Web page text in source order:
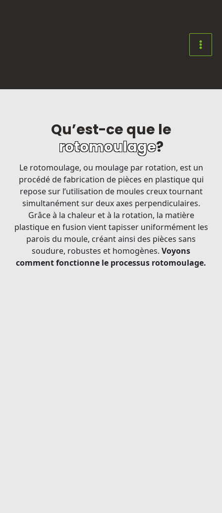
Qu’est-ce que le
rotomoulage?
Le rotomoulage, ou moulage par rotation, est un
procédé de fabrication de pièces en plastique qui
repose sur l’utilisation de moules creux tournant
simultanément sur deux axes perpendiculaires.
Grâce à la chaleur et à la rotation, la matière
plastique en fusion vient tapisser uniformément les
parois du moule, créant ainsi des pièces sans
soudure, robustes et homogènes. Voyons
comment fonctionne le processus rotomoulage.